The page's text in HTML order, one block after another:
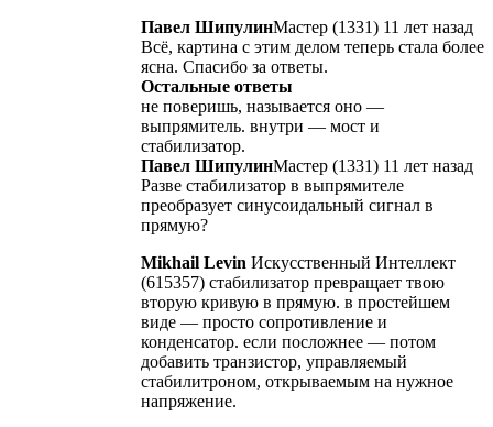
Павел ШипулинМастер (1331) 11 лет назад
Всё, картина с этим делом теперь стала более
ясна. Спасибо за ответы.
Остальные ответы
не поверишь, называется оно —
выпрямитель. внутри — мост и
стабилизатор.
Павел ШипулинМастер (1331) 11 лет назад
Разве стабилизатор в выпрямителе
преобразует синусоидальный сигнал в
прямую?
Mikhail Levin Искусственный Интеллект
(615357) стабилизатор превращает твою
вторую кривую в прямую. в простейшем
виде — просто сопротивление и
конденсатор. если посложнее — потом
добавить транзистор, управляемый
стабилитроном, открываемым на нужное
напряжение.